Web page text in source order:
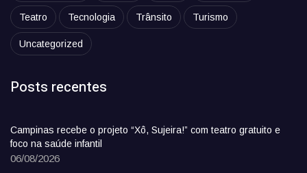
Teatro Tecnologia Trânsito Turismo
Uncategorized
Posts recentes
Campinas recebe o projeto “Xô, Sujeira!” com teatro gratuito e
foco na saúde infantil
06/08/2026